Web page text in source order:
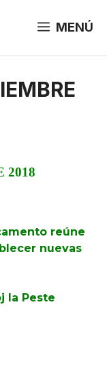
MENÚ
2018
reúne
nuevas
la Peste